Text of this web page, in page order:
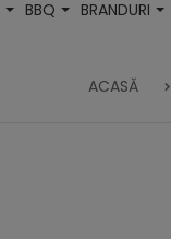
BBQ BRANDURI
ACASĂ